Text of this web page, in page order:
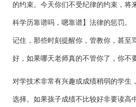
的约束。今天你们不受纪律的约束，将
科学历靠谱吗，嗯靠谱】法律的惩罚。
记住，那些时刻提醒你，管教你，甚至
好，如果哪天老师真的不管你了，你不
对学技术非常有兴趣或成绩稍弱的学生
选择。如果孩子成绩不比较好非要读高